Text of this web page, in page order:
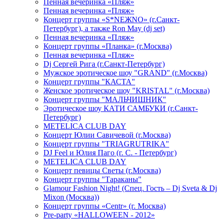
Пенная вечеринка «Пляж»
Пенная вечеринка «Пляж»
Концерт группы «S*NEЖNO» (г.Санкт-
Петербург), а также Ron May (dj set)
Пенная вечеринка «Пляж»
Концерт группы «Планка» (г.Москва)
Пенная вечеринка «Пляж»
Dj Сергей Рига (г.Санкт-Петербург)
Мужское эротическое шоу "GRAND" (г.Москва)
Концерт группы "КАСТА"
Женское эротическое шоу "KRISTAL" (г.Москва)
Концерт группы "МАЛЬЧИШНИК"
Эротическое шоу КАТИ САМБУКИ (г.Санкт-
Петербург)
METELICA CLUB DAY
Концерт Юлии Савичевой (г.Москва)
Концерт группы "TRIAGRUTRIKA"
DJ Feel и Юлия Паго (г. С. - Петербург)
METELICA CLUB DAY
Концерт певицы Светы (г.Москва)
Концерт группы "Тараканы"
Glamour Fashion Night! (Спец. Гость – Dj Sveta & Dj
Mixon (Москва))
Концерт группы «Centr» (г. Москва)
Pre-party «HALLOWEEN - 2012»